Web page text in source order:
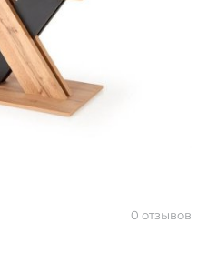
0 отзывов